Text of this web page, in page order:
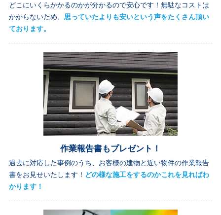
どこにいくらかかるのかが分かるので安心です！無駄なコストは
かからないため、 思っていたよりも安いという声をたくさん頂い
ております。
作業報告書もプレゼント！
過去に対応した事例のうち、お客様の建物と近い物件の作業報告
書をお見せいたします！ どの様な施工をするのかこれを見ればわ
かります！